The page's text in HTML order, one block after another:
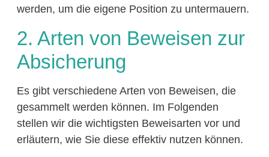
werden, um die eigene Position zu untermauern.
2. Arten von Beweisen zur
Absicherung
Es gibt verschiedene Arten von Beweisen, die
gesammelt werden können. Im Folgenden
stellen wir die wichtigsten Beweisarten vor und
erläutern, wie Sie diese effektiv nutzen können.